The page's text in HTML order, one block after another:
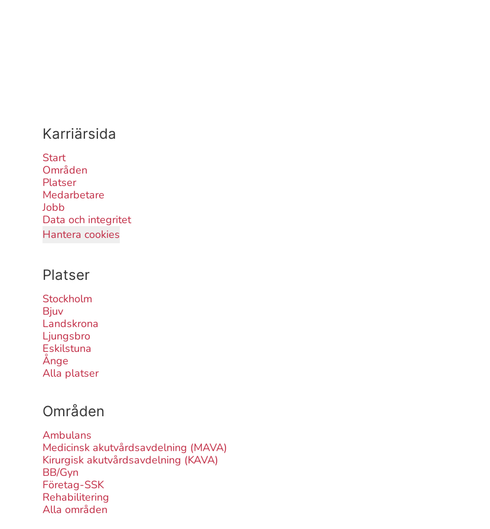
Karriärsida
Start
Områden
Platser
Medarbetare
Jobb
Data och integritet
Hantera cookies
Platser
Stockholm
Bjuv
Landskrona
Ljungsbro
Eskilstuna
Ånge
Alla platser
Områden
Ambulans
Medicinsk akutvårdsavdelning (MAVA)
Kirurgisk akutvårdsavdelning (KAVA)
BB/Gyn
Företag-SSK
Rehabilitering
Alla områden